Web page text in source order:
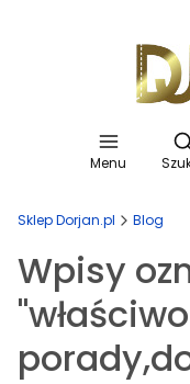
Menu
Sklep Dorjan.pl Blog
Wpisy